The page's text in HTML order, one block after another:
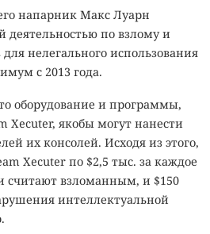
напарник Макс Луарн
деятельностью по взлому и
нелегального использования
с 2013 года.
оборудование и программы,
Xecuter, якобы могут нанести
их консолей. Исходя из этого,
Xecuter по $2,5 тыс. за каждое
считают взломанным, и $150
интеллектуальной